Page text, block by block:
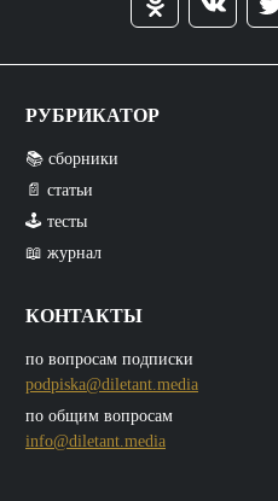
РУБРИКАТОР
📚 сборники
📄 статьи
🕹️ тесты
📖 журнал
КОНТАКТЫ
по вопросам подписки
podpiska@diletant.media
по общим вопросам
info@diletant.media